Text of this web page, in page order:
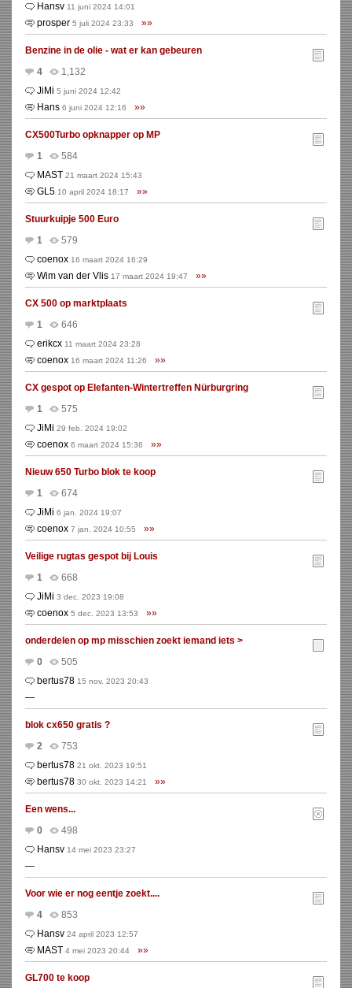
Hansv 11 juni 2024 14:01
prosper 5 juli 2024 23:33 »»
Benzine in de olie - wat er kan gebeuren
4
1,132
JiMi 5 juni 2024 12:42
Hans 6 juni 2024 12:16 »»
CX500Turbo opknapper op MP
1
584
MAST 21 maart 2024 15:43
GL5 10 april 2024 18:17 »»
Stuurkuipje 500 Euro
1
579
coenox 16 maart 2024 16:29
Wim van der Vlis 17 maart 2024 19:47 »»
CX 500 op marktplaats
1
646
erikcx 11 maart 2024 23:28
coenox 16 maart 2024 11:26 »»
CX gespot op Elefanten-Wintertreffen Nürburgring
1
575
JiMi 29 feb. 2024 19:02
coenox 6 maart 2024 15:36 »»
Nieuw 650 Turbo blok te koop
1
674
JiMi 6 jan. 2024 19:07
coenox 7 jan. 2024 10:55 »»
Veilige rugtas gespot bij Louis
1
668
JiMi 3 dec. 2023 19:08
coenox 5 dec. 2023 13:53 »»
onderdelen op mp misschien zoekt iemand iets >
0
505
bertus78 15 nov. 2023 20:43
—
blok cx650 gratis ?
2
753
bertus78 21 okt. 2023 19:51
bertus78 30 okt. 2023 14:21 »»
Een wens...
0
498
Hansv 14 mei 2023 23:27
—
Voor wie er nog eentje zoekt....
4
853
Hansv 24 april 2023 12:57
MAST 4 mei 2023 20:44 »»
GL700 te koop